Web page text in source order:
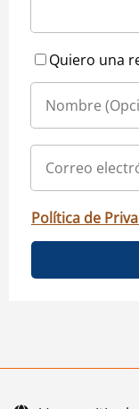
Quiero una
Política de